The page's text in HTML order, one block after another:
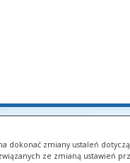
dokonać zmiany ustaleń
ze zmianą ustawień
Polska Akademia